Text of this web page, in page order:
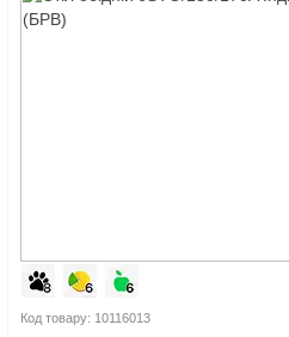
Код товару: 10116013